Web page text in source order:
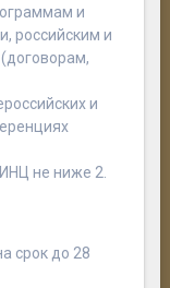
и
российским и
и
не ниже 2.
срок до 28